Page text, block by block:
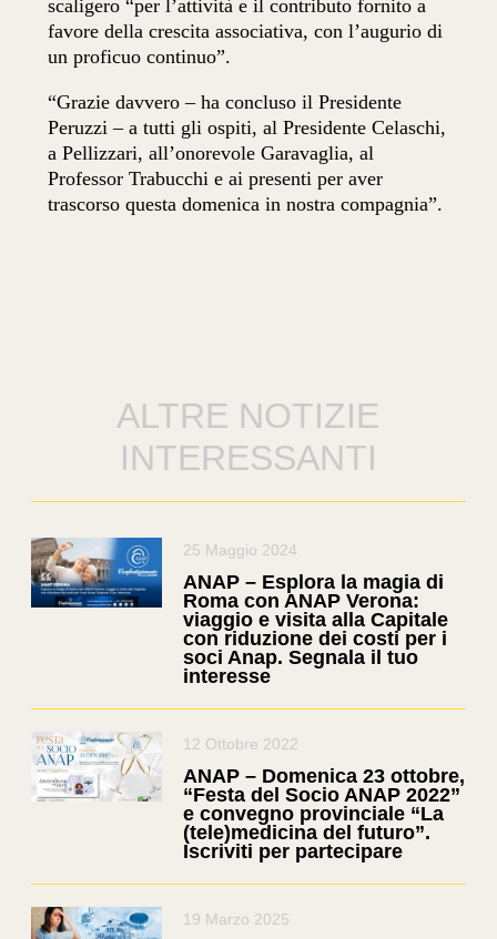
scaligero “per l’attività e il contributo fornito a
favore della crescita associativa, con l’augurio di
un proficuo continuo”.
“Grazie davvero – ha concluso il Presidente
Peruzzi – a tutti gli ospiti, al Presidente Celaschi,
a Pellizzari, all’onorevole Garavaglia, al
Professor Trabucchi e ai presenti per aver
trascorso questa domenica in nostra compagnia”.
ALTRE NOTIZIE
INTERESSANTI
25 Maggio 2024
ANAP – Esplora la magia di
Roma con ANAP Verona:
viaggio e visita alla Capitale
con riduzione dei costi per i
soci Anap. Segnala il tuo
interesse
12 Ottobre 2022
ANAP – Domenica 23 ottobre,
“Festa del Socio ANAP 2022”
e convegno provinciale “La
(tele)medicina del futuro”.
Iscriviti per partecipare
19 Marzo 2025